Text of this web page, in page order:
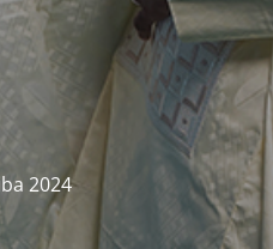
2024